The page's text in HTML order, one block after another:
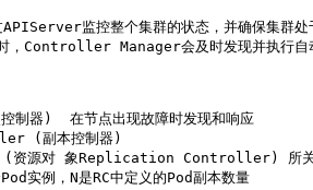
APIServer监控整个集群的状态，并确保集群处
时，Controller Manager会及时发现并执行
器)  在节点出现故障时发现和响应
(副本控制器)
(资源对 象Replication Controller) 所关
实例，N是RC中定义的Pod副本数量